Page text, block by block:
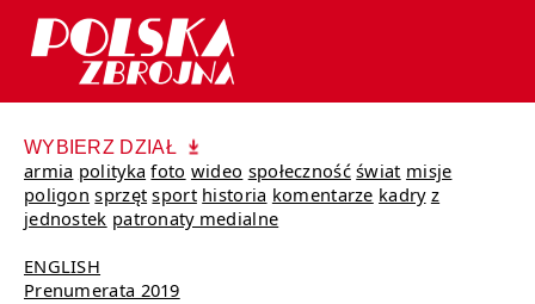
WYBIERZ DZIAŁ
armia polityka foto wideo społeczność świat misje
poligon sprzęt sport historia komentarze kadry z
jednostek patronaty medialne
ENGLISH
Prenumerata 2019